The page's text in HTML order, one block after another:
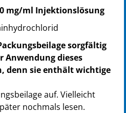
mg/ml Injektionslösung
sorgfältig
Anwendung dieses
denn sie enthält wichtige
auf. Vielleicht
nochmals lesen.